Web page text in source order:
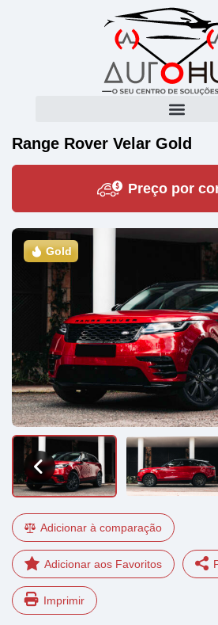
Range Rover Velar Gold
Preço por
Gold
Adicionar à comparação
Imprimir